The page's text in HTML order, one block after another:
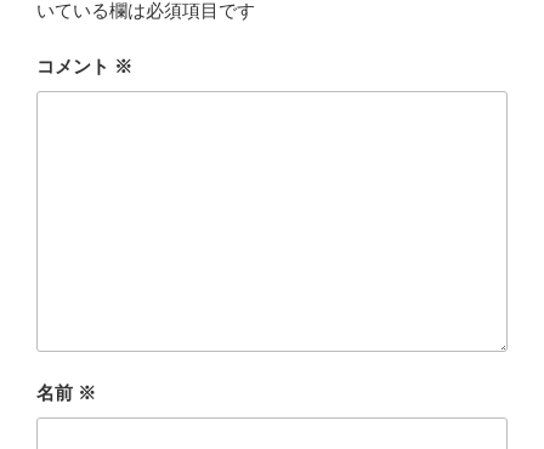
いている欄は必須項目です
コメント ※
名前 ※